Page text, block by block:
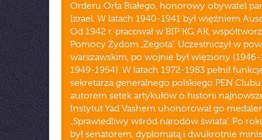
Orderu Orła Białego, honorowy obywatel
Izrael. W latach 1940-1941 był więźniem
Od 1942 r. pracował w BIP KG AK,
Pomocy Żydom „Żegota”. Uczestniczył w
warszawskim, po wojnie był więziony (1946-
1949-1954). W latach 1972-1983 pełnił
sekretarza generalnego polskiego PEN
autorem setek artykułów o historii
Instytut Yad Vashem uhonorował go
„Sprawiedliwy wśród narodów świata”. Po
był senatorem, dyplomatą i dwukrotnie